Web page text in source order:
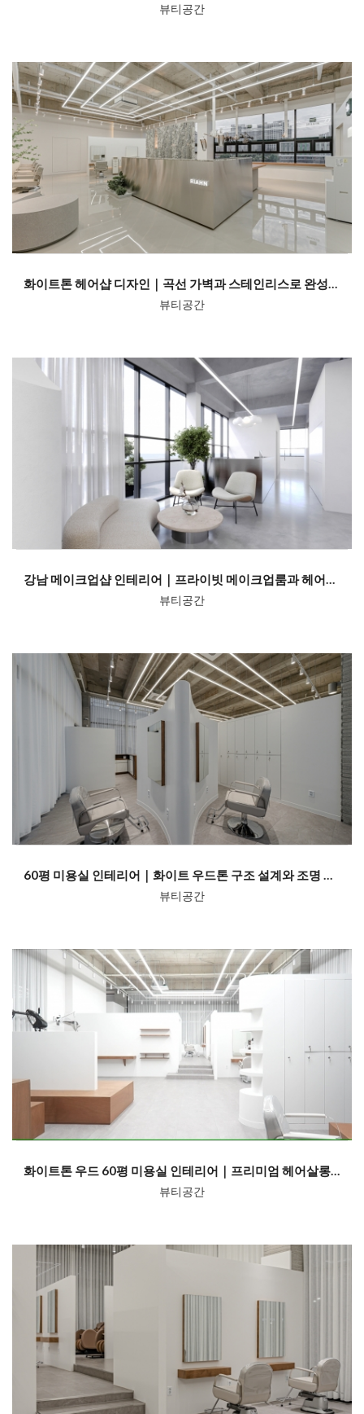
뷰티공간
화이트톤 헤어샵 디자인｜곡선 가벽과 스테인리스로 완성한 40평 미용실인테...
뷰티공간
강남 메이크업샵 인테리어｜프라이빗 메이크업룸과 헤어공간 디자인 설계
뷰티공간
60평 미용실 인테리어｜화이트 우드톤 구조 설계와 조명 연출의 기준 미다...
뷰티공간
화이트톤 우드 60평 미용실 인테리어｜프리미엄 헤어살롱 설계 기준 미다스...
뷰티공간